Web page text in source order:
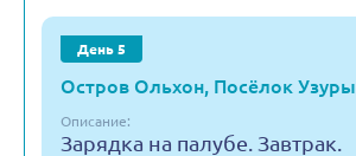
День 5
Остров Ольхон, Посёлок Узуры
Описание:
Зарядка на палубе. Завтрак.